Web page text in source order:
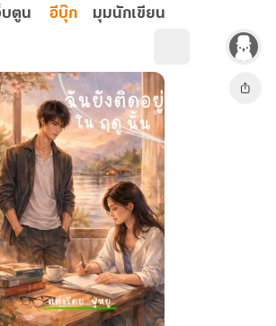
บตูน อีบุ๊ก มุมนักเขียน